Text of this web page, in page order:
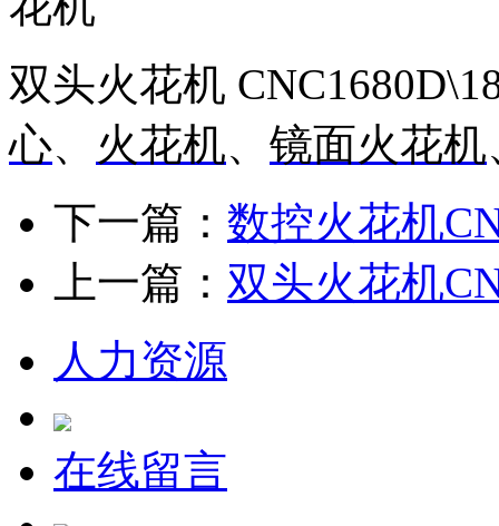
双头火花机
心、 火花机、 镜面火花机
下一篇： 数控火花机
上一篇： 双头火花机
人力资源
在线留言